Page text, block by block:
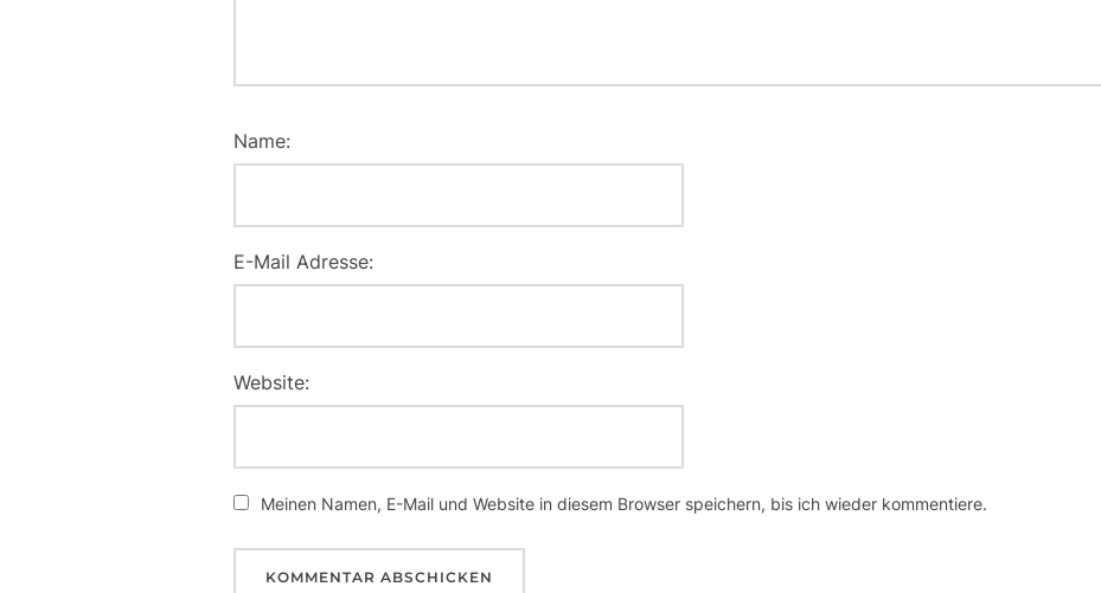
Name:
E-Mail Adresse:
Website:
Meinen Namen, E-Mail und Website in diesem Browser speichern, bis ich wieder kommentiere.